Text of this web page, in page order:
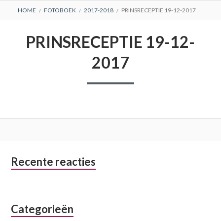
BREADCRUMBS
HOME FOTOBOEK 2017-2018 PRINSRECEPTIE 19-12-2017
PRINSRECEPTIE 19-12-
2017
Subsidiary
Recente reacties
Categorieën